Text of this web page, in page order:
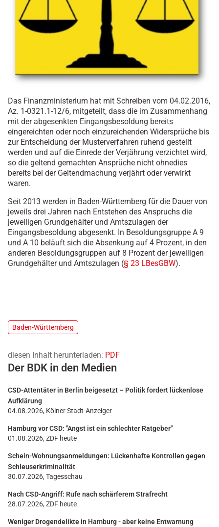
Das Finanzministerium hat mit Schreiben vom 04.02.2016,
Az. 1-0321.1-12/6, mitgeteilt, dass die im Zusammenhang
mit der abgesenkten Eingangsbesoldung bereits
eingereichten oder noch einzureichenden Widersprüche bis
zur Entscheidung der Musterverfahren ruhend gestellt
werden und auf die Einrede der Verjährung verzichtet wird,
so die geltend gemachten Ansprüche nicht ohnedies
bereits bei der Geltendmachung verjährt oder verwirkt
waren.
Seit 2013 werden in Baden-Württemberg für die Dauer von
jeweils drei Jahren nach Entstehen des Anspruchs die
jeweiligen Grundgehälter und Amtszulagen der
Eingangsbesoldung abgesenkt. In Besoldungsgruppe A 9
und A 10 beläuft sich die Absenkung auf 4 Prozent, in den
anderen Besoldungsgruppen auf 8 Prozent der jeweiligen
Grundgehälter und Amtszulagen (§ 23 LBesGBW).
Baden-Württemberg
diesen Inhalt herunterladen: PDF
Der BDK in den Medien
CSD-Attentäter in Berlin beigesetzt – Politik fordert lückenlose
Aufklärung
04.08.2026, Kölner Stadt-Anzeiger
Hamburg vor CSD: "Angst ist ein schlechter Ratgeber"
01.08.2026, ZDF heute
Schein-Wohnungsanmeldungen: Lückenhafte Kontrollen gegen
Schleuserkriminalität
30.07.2026, Tagesschau
Nach CSD-Angriff: Rufe nach schärferem Strafrecht
28.07.2026, ZDF heute
Weniger Drogendelikte in Hamburg - aber keine Entwarnung